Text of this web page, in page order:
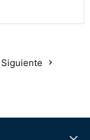
Siguiente